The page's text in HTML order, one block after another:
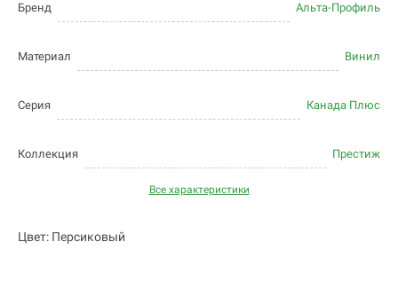
Бренд Альта-Профиль
Материал Винил
Серия Канада Плюс
Коллекция Престиж
Все характеристики
Цвет: Персиковый